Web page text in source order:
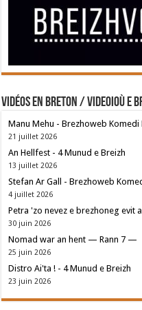
Vidéos en breton / Videoioù e
Manu Mehu - Brezhoweb Komedi
21 juillet 2026
An Hellfest - 4 Munud e Breizh
13 juillet 2026
Stefan Ar Gall - Brezhoweb
4 juillet 2026
Petra 'zo nevez e brezhoneg evit
30 juin 2026
Nomad war an hent — Rann 7 —
25 juin 2026
Distro Ai'ta ! - 4 Munud e Breizh
23 juin 2026